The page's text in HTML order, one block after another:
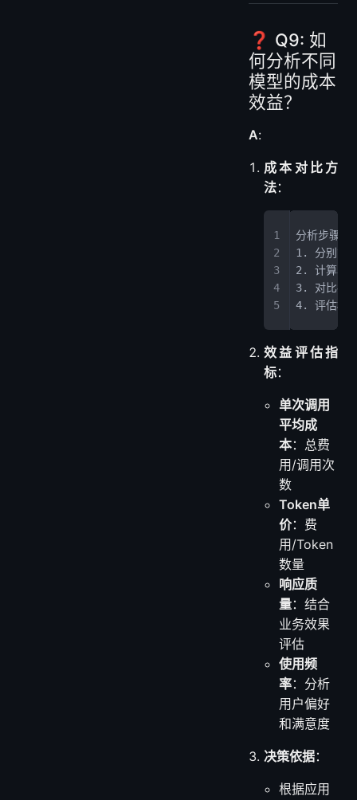
❓ Q9: 如
何分析不同
模型的成本
效益？
A:
成本对比方
法：
分析步骤：
1. 分别筛
2. 计算单
3. 对比各
4. 评估模
效益评估指
标：
单次调用
平均成
本：总费
用/调用次
数
Token单
价：费
用/Token
数量
响应质
量：结合
业务效果
评估
使用频
率：分析
用户偏好
和满意度
决策依据：
根据应用